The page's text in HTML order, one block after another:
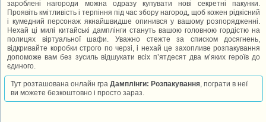
зароблені нагороди можна одразу купувати нові секретні пакунки.
Проявіть кмітливість і терпіння під час збору нагород, щоб кожен рідкісний
і кумедний персонаж якнайшвидше опинився у вашому розпорядженні.
Нехай ці милі китайські дамплінги стануть вашою головною гордістю на
полицях віртуальної шафи. Уважно стежте за списком досягнень,
відкривайте коробки строго по черзі, і нехай це захопливе розпакування
допоможе вам без зусиль відшукати всіх п’ятдесят два м’яких героїв до
єдиного.
Тут розташована онлайн граДамплінги: Розпакування, пограти в неї
ви можете безкоштовно і просто зараз.